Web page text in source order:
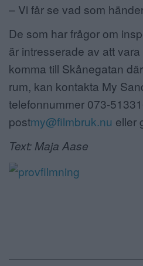
– Vi får se vad som
De som har frågor om
är intresserade av att
komma till Skånegatan
rum, kan kontakta My
telefonnummer 073-
postmy@filmbruk.nu eller
Text: Maja Aase